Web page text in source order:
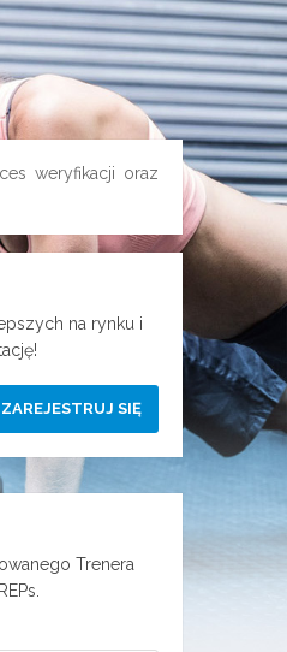
weryfikacji oraz
na rynku i
ZAREJESTRUJ SIĘ
Trenera